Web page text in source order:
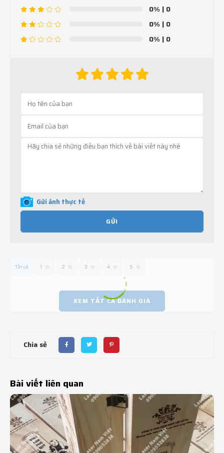
0% | 0
0% | 0
0% | 0
Gửi ảnh thực tế
GỬI
Tất cả 1 2 3 4 5
XEM TẤT CẢ ĐÁNH GIÁ
Chia sẻ
Bài viết liên quan